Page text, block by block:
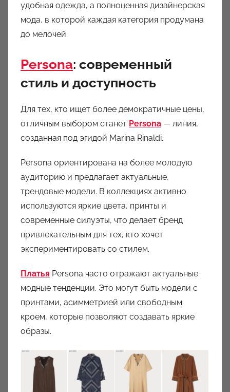
удобная одежда, а полноценная дизайнерская
мода, в которой каждая категория продумана
до мелочей.
Persona: современный
стиль и доступность
Для тех, кто ищет более демократичные цены,
отличным выбором станет Persona — линия,
созданная под эгидой Marina Rinaldi.
Persona ориентирована на более молодую
аудиторию и предлагает актуальные,
трендовые модели. В коллекциях активно
используются яркие цвета, принты и
современные силуэты, что делает бренд
привлекательным для тех, кто хочет
экспериментировать со стилем.
Платья Persona часто отражают актуальные
модные тенденции. Это могут быть модели с
принтами, асимметрией или свободным
кроем, которые позволяют создавать яркие
образы.